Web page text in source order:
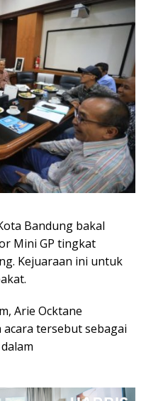
Bandung bakal
Mini GP tingkat
Kejuaraan ini untuk
Arie Ocktane
tersebut sebagai